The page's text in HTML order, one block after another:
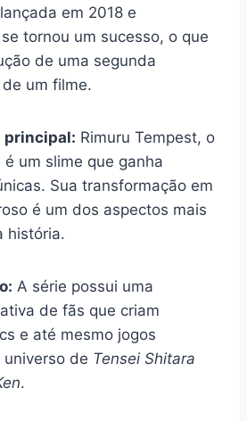
em 2018 e
tornou um sucesso, o que
de uma segunda
um filme.
principal: Rimuru Tempest, o
um slime que ganha
Sua transformação em
é um dos aspectos mais
história.
A série possui uma
de fãs que criam
e até mesmo jogos
de Tensei Shitara
.